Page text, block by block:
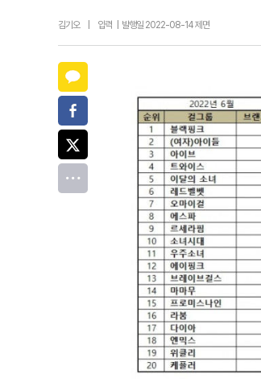
김기오 입력 | 발행일 2022-08-14 제면